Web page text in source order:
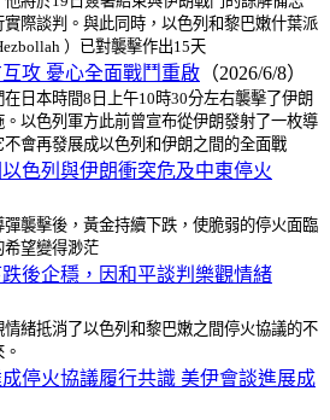
際談判。與此同時，以色列和黎巴嫩什葉派
）已對襲擊作出15天
攻 憂心全面戰鬥重啟 （2026/6/8）
日本時間8日上午10時30分左右襲擊了伊朗
以色列軍方此前曾宣布從伊朗發射了一枚導
會再發展成以色列和伊朗之間的全面戰
色列與伊朗衝突危及中東停火
襲擊後，黃金持續下跌，使脆弱的停火面臨
希望變得渺茫
後企穩，因和平談判樂觀情緒
緒抵消了以色列和黎巴嫩之間停火協議的不
停火協議履行共識 美伊會談進展成